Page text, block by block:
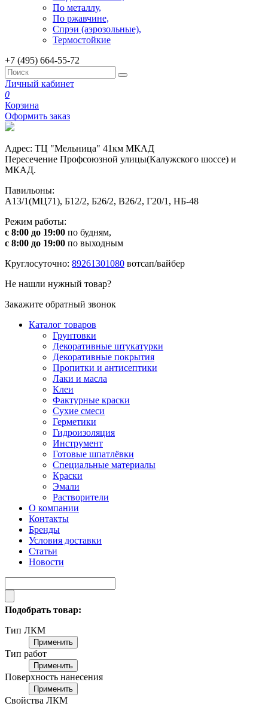
По металлу,
По ржавчине,
Спрэи (аэрозольные),
Термостойкие
+7 (495) 664-55-72
Личный кабинет
0
Корзина
Оформить заказ
Адрес: ТЦ "Мельница" 41км МКАД
Пересечение Профсоюзной улицы(Калужского шоссе) и
МКАД.
Павильоны:
А13/1(МЦ71), Б12/2, Б26/2, В26/2, Г20/1, НБ-48
Режим работы:
с 8:00 до 19:00 по будням,
с 8:00 до 19:00 по выходным
Круглосуточно: 89261301080 вотсап/вайбер
Не нашли нужный товар?
Закажите обратный звонок
Каталог товаров
Грунтовки
Декоративные штукатурки
Декоративные покрытия
Пропитки и антисептики
Лаки и масла
Клеи
Фактурные краски
Сухие смеси
Герметики
Гидроизоляция
Инструмент
Готовые шпатлёвки
Специальные материалы
Краски
Эмали
Растворители
О компании
Контакты
Бренды
Условия доставки
Статьи
Новости
Подобрать товар:
Тип ЛКМ
Применить
Тип работ
Применить
Поверхность нанесения
Применить
Свойства ЛКМ